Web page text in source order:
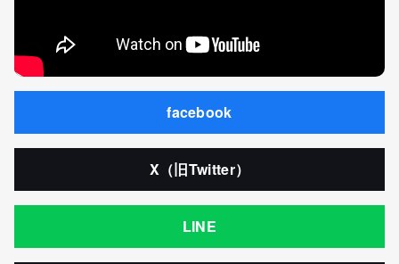
facebook
X（旧Twitter）
LINE